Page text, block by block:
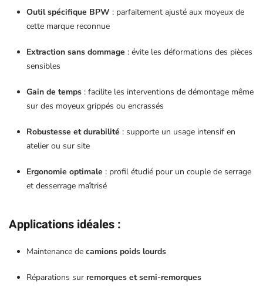
Outil spécifique BPW : parfaitement ajusté aux moyeux de
cette marque reconnue
Extraction sans dommage : évite les déformations des pièces
sensibles
Gain de temps : facilite les interventions de démontage même
sur des moyeux grippés ou encrassés
Robustesse et durabilité : supporte un usage intensif en
atelier ou sur site
Ergonomie optimale : profil étudié pour un couple de serrage
et desserrage maîtrisé
Applications idéales :
Maintenance de camions poids lourds
Réparations sur remorques et semi-remorques